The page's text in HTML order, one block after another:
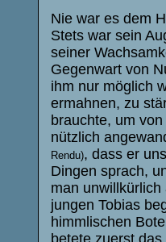
Nie war es dem
Stets war sein
seiner
Gegenwart von
ihm nur möglich
ermahnen, zu
brauchte, um
nützlich
Rendu), dass er
Dingen sprach,
man
jungen Tobias
himmlischen
betete zuerst